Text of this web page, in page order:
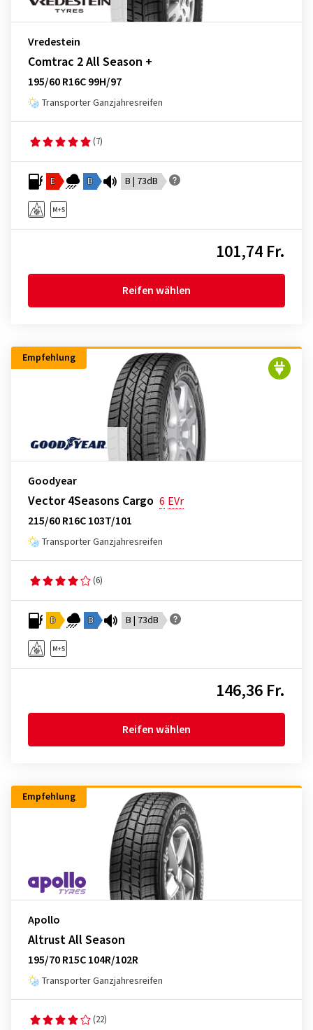
Vredestein
Comtrac 2 All Season +
195/60 R16C 99H/97
Transporter Ganzjahresreifen
(7)
E B B | 73dB
101,74 Fr.
Reifen wählen
Empfehlung
Goodyear
Vector 4Seasons Cargo 6 EVr
215/60 R16C 103T/101
Transporter Ganzjahresreifen
(6)
D B B | 73dB
146,36 Fr.
Reifen wählen
Empfehlung
Apollo
Altrust All Season
195/70 R15C 104R/102R
Transporter Ganzjahresreifen
(22)